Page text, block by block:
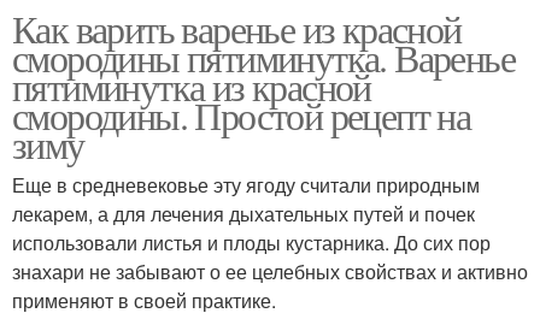
Как варить варенье из красной
смородины пятиминутка. Варенье
пятиминутка из красной
смородины. Простой рецепт на
зиму
Еще в средневековье эту ягоду считали природным
лекарем, а для лечения дыхательных путей и почек
использовали листья и плоды кустарника. До сих пор
знахари не забывают о ее целебных свойствах и активно
применяют в своей практике.